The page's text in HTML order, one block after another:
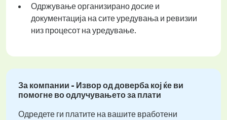
Одржување организирано досие и
документација на сите уредувања и ревизии
низ процесот на уредување.
За компании - Извор од доверба кој ќе ви
помогне во одлучувањето за плати
Одредете ги платите на вашите вработени